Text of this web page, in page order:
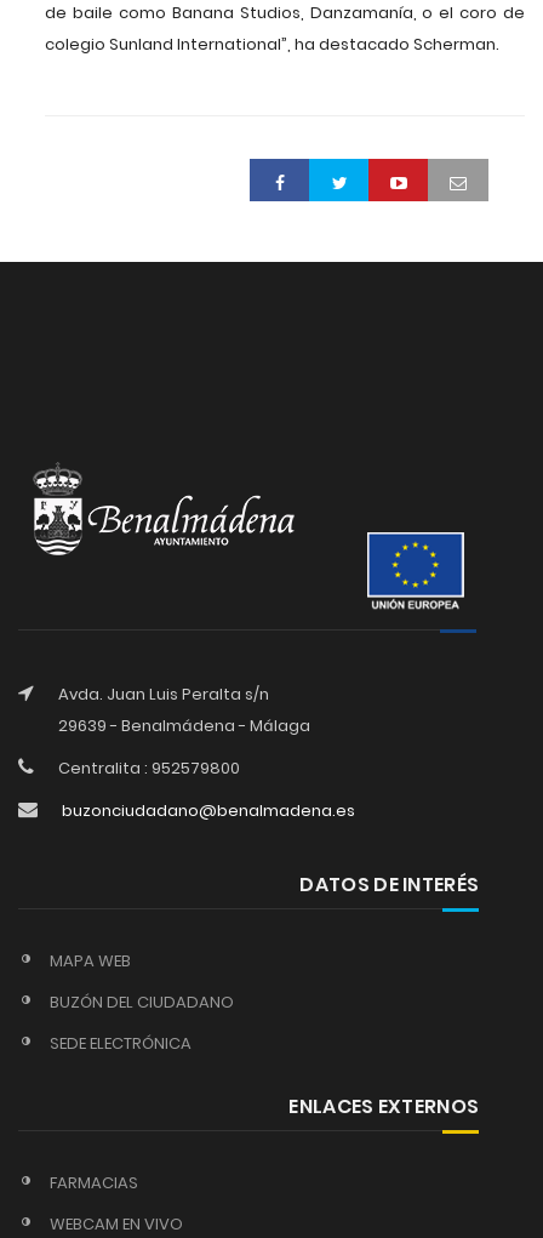
de baile como Banana Studios, Danzamanía, o el coro de
colegio Sunland International”, ha destacado Scherman.
Avda. Juan Luis Peralta s/n
29639 - Benalmádena - Málaga
Centralita : 952579800
buzonciudadano@benalmadena.es
DATOS DE INTERÉS
MAPA WEB
BUZÓN DEL CIUDADANO
SEDE ELECTRÓNICA
ENLACES EXTERNOS
FARMACIAS
WEBCAM EN VIVO